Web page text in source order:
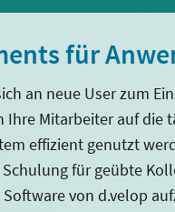
für
an neue User zum
Ihre Mitarbeiter auf die
effizient genutzt
für geübte
von d.velop